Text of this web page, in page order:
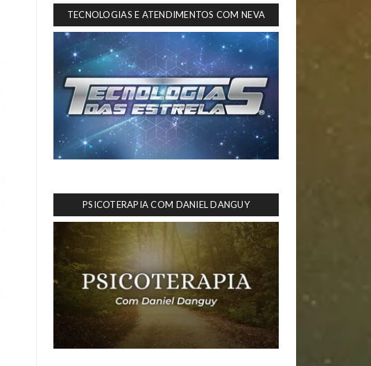
TECNOLOGIAS E ATENDIMENTOS COM NEVA
PSICOTERAPIA COM DANIEL DANGUY